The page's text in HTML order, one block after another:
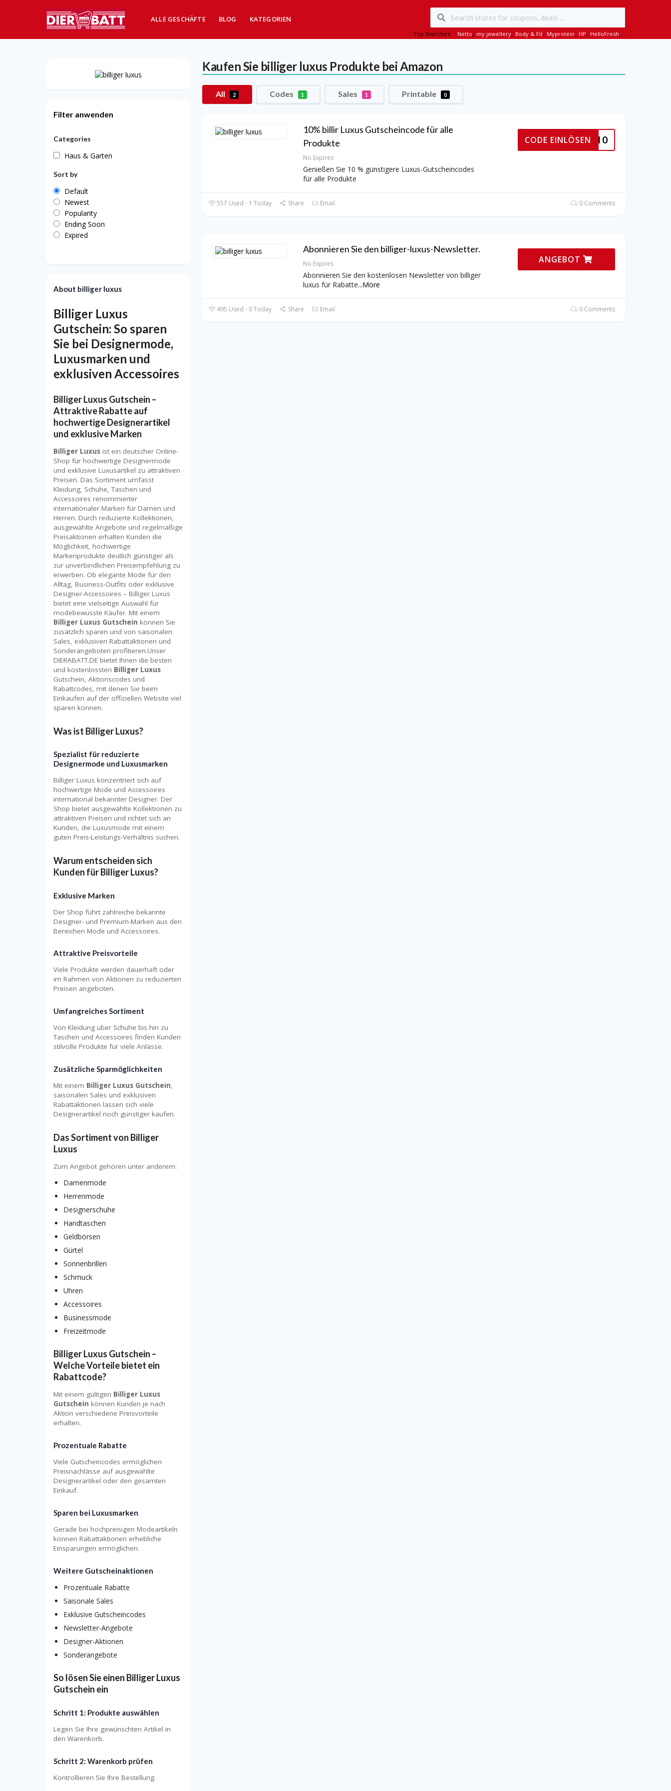
ALLE GESCHÄFTE BLOG KATEGORIEN
Top Searches: Netto, my jewellery, Body & Fit, Myprotein, HP, HelloFresh,...
Kaufen Sie billiger luxus Produkte bei Amazon
All 2 Codes 1 Sales 1 Printable 0
10% billir Luxus Gutscheincode für alle
Produkte
No Expires
Genießen Sie 10 % günstigere Luxus-Gutscheincodes
für alle Produkte
RLUXUS10
CODE EINLÖSEN
557 Used - 1 Today Share Email 0 Comments
Abonnieren Sie den billiger-luxus-Newsletter.
No Expires
Abonnieren Sie den kostenlosen Newsletter von billiger
luxus für Rabatte...More
ANGEBOT
495 Used - 0 Today Share Email 0 Comments
Filter anwenden
Categories
Haus & Garten
Sort by
Default
Newest
Popularity
Ending Soon
Expired
About billiger luxus
Billiger Luxus
Gutschein: So sparen
Sie bei Designermode,
Luxusmarken und
exklusiven Accessoires
Billiger Luxus Gutschein –
Attraktive Rabatte auf
hochwertige Designerartikel
und exklusive Marken
Billiger Luxus ist ein deutscher Online-
Shop für hochwertige Designermode
und exklusive Luxusartikel zu attraktiven
Preisen. Das Sortiment umfasst
Kleidung, Schuhe, Taschen und
Accessoires renommierter
internationaler Marken für Damen und
Herren. Durch reduzierte Kollektionen,
ausgewählte Angebote und regelmäßige
Preisaktionen erhalten Kunden die
Möglichkeit, hochwertige
Markenprodukte deutlich günstiger als
zur unverbindlichen Preisempfehlung zu
erwerben. Ob elegante Mode für den
Alltag, Business-Outfits oder exklusive
Designer-Accessoires – Billiger Luxus
bietet eine vielseitige Auswahl für
modebewusste Käufer. Mit einem
Billiger Luxus Gutschein können Sie
zusätzlich sparen und von saisonalen
Sales, exklusiven Rabattaktionen und
Sonderangeboten profitieren.Unser
DIERABATT.DE bietet Ihnen die besten
und kostenlossten Billiger Luxus
Gutschein, Aktionscodes und
Rabattcodes, mit denen Sie beim
Einkaufen auf der offiziellen Website viel
sparen können.
Was ist Billiger Luxus?
Spezialist für reduzierte
Designermode und Luxusmarken
Billiger Luxus konzentriert sich auf
hochwertige Mode und Accessoires
international bekannter Designer. Der
Shop bietet ausgewählte Kollektionen zu
attraktiven Preisen und richtet sich an
Kunden, die Luxusmode mit einem
guten Preis-Leistungs-Verhältnis suchen.
Warum entscheiden sich
Kunden für Billiger Luxus?
Exklusive Marken
Der Shop führt zahlreiche bekannte
Designer- und Premium-Marken aus den
Bereichen Mode und Accessoires.
Attraktive Preisvorteile
Viele Produkte werden dauerhaft oder
im Rahmen von Aktionen zu reduzierten
Preisen angeboten.
Umfangreiches Sortiment
Von Kleidung über Schuhe bis hin zu
Taschen und Accessoires finden Kunden
stilvolle Produkte für viele Anlässe.
Zusätzliche Sparmöglichkeiten
Mit einem Billiger Luxus Gutschein,
saisonalen Sales und exklusiven
Rabattaktionen lassen sich viele
Designerartikel noch günstiger kaufen.
Das Sortiment von Billiger
Luxus
Zum Angebot gehören unter anderem:
Damenmode
Herrenmode
Designerschuhe
Handtaschen
Geldbörsen
Gürtel
Sonnenbrillen
Schmuck
Uhren
Accessoires
Businessmode
Freizeitmode
Billiger Luxus Gutschein –
Welche Vorteile bietet ein
Rabattcode?
Mit einem gültigen Billiger Luxus
Gutschein können Kunden je nach
Aktion verschiedene Preisvorteile
erhalten.
Prozentuale Rabatte
Viele Gutscheincodes ermöglichen
Preisnachlässe auf ausgewählte
Designerartikel oder den gesamten
Einkauf.
Sparen bei Luxusmarken
Gerade bei hochpreisigen Modeartikeln
können Rabattaktionen erhebliche
Einsparungen ermöglichen.
Weitere Gutscheinaktionen
Prozentuale Rabatte
Saisonale Sales
Exklusive Gutscheincodes
Newsletter-Angebote
Designer-Aktionen
Sonderangebote
So lösen Sie einen Billiger Luxus
Gutschein ein
Schritt 1: Produkte auswählen
Legen Sie Ihre gewünschten Artikel in
den Warenkorb.
Schritt 2: Warenkorb prüfen
Kontrollieren Sie Ihre Bestellung.